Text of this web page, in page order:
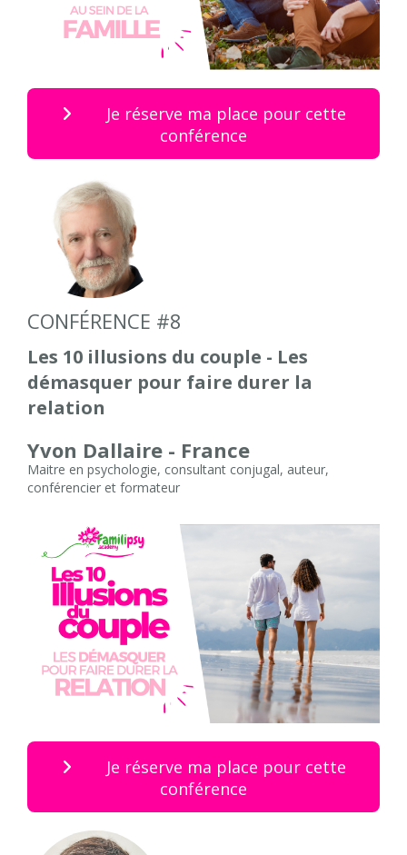
Je réserve ma place pour cette
conférence
CONFÉRENCE #8
Les 10 illusions du couple - Les
démasquer pour faire durer la
relation
Yvon Dallaire - France
Maitre en psychologie, consultant conjugal, auteur,
conférencier et formateur
Je réserve ma place pour cette
conférence